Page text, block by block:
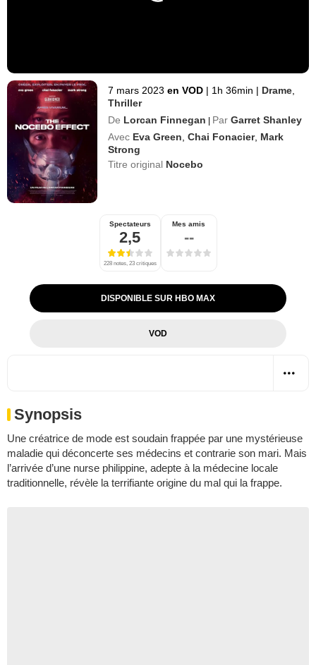
7 mars 2023 en VOD | 1h 36min | Drame
Thriller
De Lorcan Finnegan | Par Garret Shanley
Avec Eva Green ,Chai Fonacier, Mark
Strong
Titre original Nocebo
Spectateurs
2,5
228 notes, 23 critiques
Mes amis
--
DISPONIBLE SUR HBO MAX
VOD
Synopsis
Une créatrice de mode est soudain frappée par une mystérieuse
maladie qui déconcerte ses médecins et contrarie son mari. Mais
l’arrivée d’une nurse philippine, adepte à la médecine locale
traditionnelle, révèle la terrifiante origine du mal qui la frappe.